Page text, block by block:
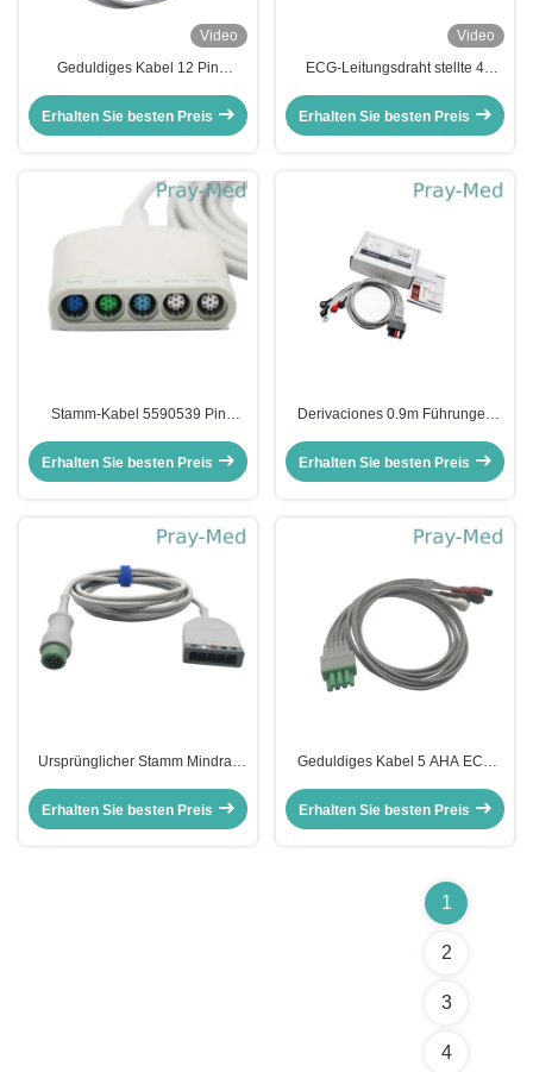
Video
Geduldiges Kabel 12 Pin
000029 Lifepak ECG
Erhalten Sie besten Preis
Video
ECG-Leitungsdraht stellte 4
LX-7120 7230N ein
Erhalten Sie besten Preis
Stamm-Kabel 5590539 Pin
geduldiges Kabel-16
Erhalten Sie besten Preis
Derivaciones 0.9m Führungen
Doppelpin 001-03-43145
Erhalten Sie besten Preis
Ursprünglicher Stamm Mindray
EV6201 009-004728-00
Erhalten Sie besten Preis
Geduldiges Kabel 5 AHA ECG
Telemetrie-Verschluss
Erhalten Sie besten Preis
1
2
3
4